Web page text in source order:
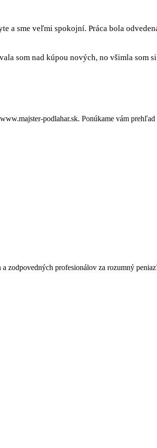
a sme veľmi spokojní. Práca bola
som nad kúpou nových, no všimla som
podlahar.sk. Ponúkame vám
zodpovedných profesionálov za rozumný